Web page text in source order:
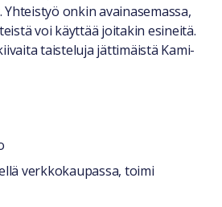
onkin avainasemassa,
voi käyttää joitakin esineitä.
taisteluja jättimäistä Kami-
verkkokaupassa, toimi